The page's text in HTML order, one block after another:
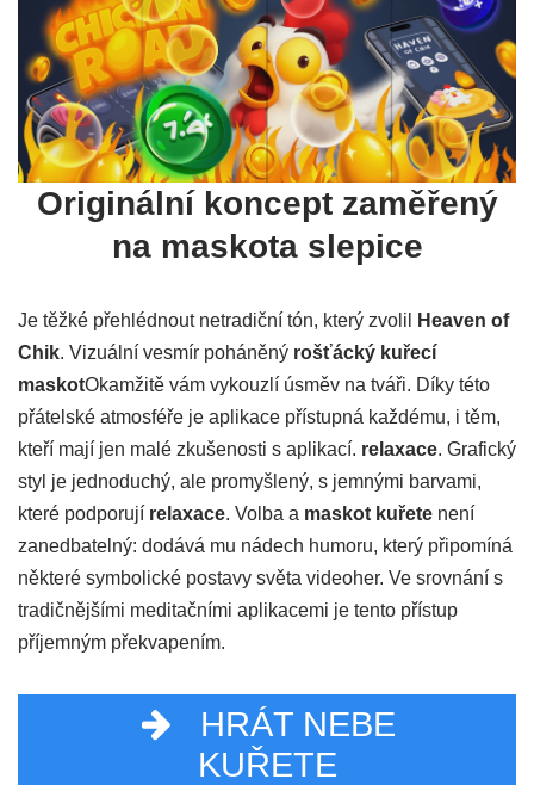
Originální koncept zaměřený
na maskota slepice
Je těžké přehlédnout netradiční tón, který zvolil
Heaven of
Chik. Vizuální vesmír poháněný rošťácký kuřecí
maskotOkamžitě vám vykouzlí úsměv na tváři. Díky této
přátelské atmosféře je aplikace přístupná každému, i těm,
kteří mají jen malé zkušenosti s aplikací. relaxace. Grafický
styl je jednoduchý, ale promyšlený, s jemnými barvami,
které podporují relaxace. Volba a maskot kuřete není
zanedbatelný: dodává mu nádech humoru, který připomíná
některé symbolické postavy světa videoher. Ve srovnání s
tradičnějšími meditačními aplikacemi je tento přístup
příjemným překvapením.
HRÁT NEBE
KUŘETE